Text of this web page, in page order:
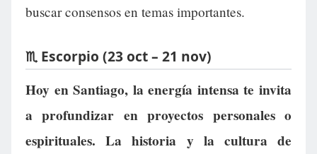
buscar consensos en temas importantes.
♏ Escorpio (23 oct – 21 nov)
Hoy en Santiago, la energía intensa te invita
a profundizar en proyectos personales o
espirituales. La historia y la cultura de